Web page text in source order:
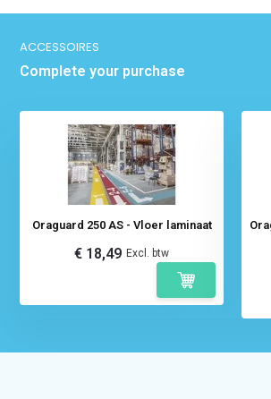
ACCESSOIRES
Complete your purchase
Oraguard 250 AS - Vloer laminaat
€ 18,49 Excl. btw